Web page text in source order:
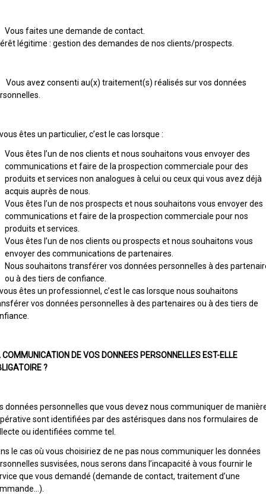
Vous faites une demande de contact.
légitime : gestion des demandes de nos clients/prospects.
avez consenti au(x) traitement(s) réalisés sur vos données
êtes un particulier, c’est le cas lorsque :
Vous êtes l’un de nos clients et nous souhaitons vous envoyer des
communications et faire de la prospection commerciale pour des
produits et services non analogues à celui ou ceux qui vous avez déjà
acquis auprès de nous.
Vous êtes l’un de nos prospects et nous souhaitons vous envoyer des
communications et faire de la prospection commerciale pour nos
produits et services.
Vous êtes l’un de nos clients ou prospects et nous souhaitons vous
envoyer des communications de partenaires.
Nous souhaitons transférer vos données personnelles à des
ou à des tiers de confiance.
êtes un professionnel, c’est le cas lorsque nous souhaitons
vos données personnelles à des partenaires ou à des tiers de
COMMUNICATION DE VOS DONNEES PERSONNELLES EST-ELLE
?
données personnelles que vous devez nous communiquer de
sont identifiées par des astérisques dans nos formulaires de
ou identifiées comme tel.
le cas où vous choisiriez de ne pas nous communiquer les données
susvisées, nous serons dans l’incapacité à vous fournir le
que vous demandé (demande de contact, traitement d’une